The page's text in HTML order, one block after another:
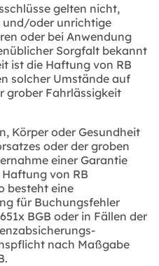
gelten nicht,
und/oder unrichtige
oder bei Anwendung
Sorgfalt bekannt
ist die Haftung von RB
solcher Umstände auf
grober Fahrlässigkeit
Körper oder Gesundheit
oder der groben
einer Garantie
von RB
besteht eine
für Buchungsfehler
BGB oder in Fällen der
nach Maßgabe